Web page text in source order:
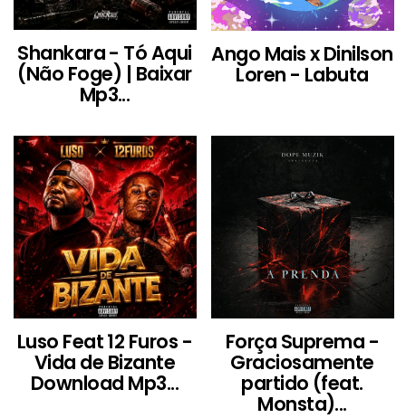
Shankara - Tó Aqui
(Não Foge) | Baixar
Mp3...
Ango Mais x Dinilson
Loren - Labuta
Luso Feat 12 Furos -
Vida de Bizante
Download Mp3...
Força Suprema -
Graciosamente
partido (feat.
Monsta)...